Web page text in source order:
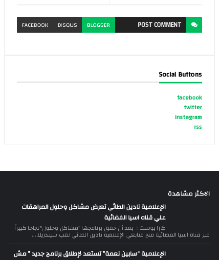
POSTCOMMENT
BLOGGER
DISQUS
FACEBOOK
Social Buttons
facebook
twitter
instagram
rss
الاكثر مشاهدة
الإعلامية نادين الطائي تعرض مشاكل وحلول المراهقات
علي قناه اسيا الفضائية
كازا بوست : بعد أن حقق برنامجها "مشاكل وحلول"نجاحا كبيراً
عبر قناة اسيا الفضائية منح متابعي الإعلامية نادين الطائي لقب سيندريلا ...
الإعلامية “سابين نعمة” تستعد لإطلاق برنامج جديد ” مش